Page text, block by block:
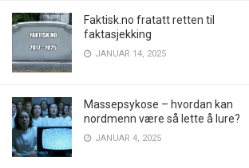
Faktisk.no fratatt retten til
faktasjekking
JANUAR 14, 2025
Massepsykose – hvordan kan
nordmenn være så lette å lure?
JANUAR 4, 2025